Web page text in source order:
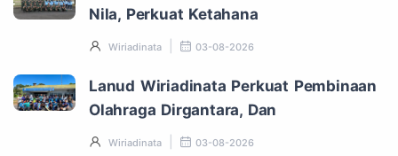
Nila, Perkuat Ketahana
Wiriadinata 03-08-2026
Lanud Wiriadinata Perkuat Pembinaan
Olahraga Dirgantara, Dan
Wiriadinata 03-08-2026